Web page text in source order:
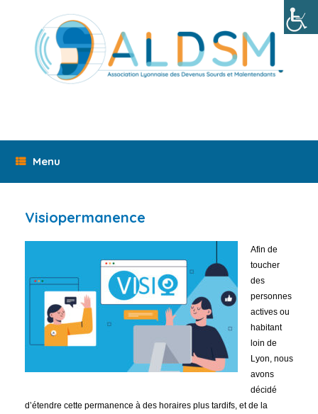
Menu
Visiopermanence
Afin de
toucher
des
personnes
actives ou
habitant
loin de
Lyon, nous
avons
décidé
d’étendre cette permanence à des horaires plus tardifs, et de la